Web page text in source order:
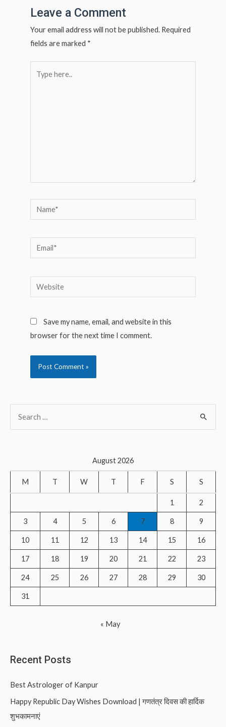
p
p
Leave a Comment
Your email address will not be published. Required
fields are marked *
here..
Name*
Email*
Website
Save my name, email, and website in this
browser for the next time I comment.
c
o
August 2026
M T W T F S S
1 2
3 4 5 6 7 8 9
10 11 12 13 14 15 16
17 18 19 20 21 22 23
24 25 26 27 28 29 30
31
« May
Recent Posts
Best Astrologer of Kanpur
Happy Republic Day Wishes Download | गणतंत्र दिवस की हार्दिक
शुभकामनाएं